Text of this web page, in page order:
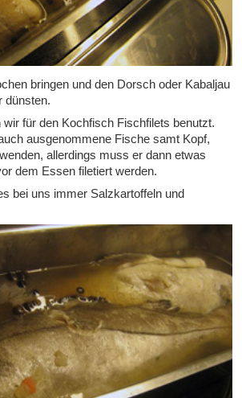
bringen und den Dorsch oder Kabaljau
dünsten.
wir für den Kochfisch Fischfilets benutzt.
ausgenommene Fische samt Kopf,
allerdings muss er dann etwas
dem Essen filetiert werden.
bei uns immer Salzkartoffeln und